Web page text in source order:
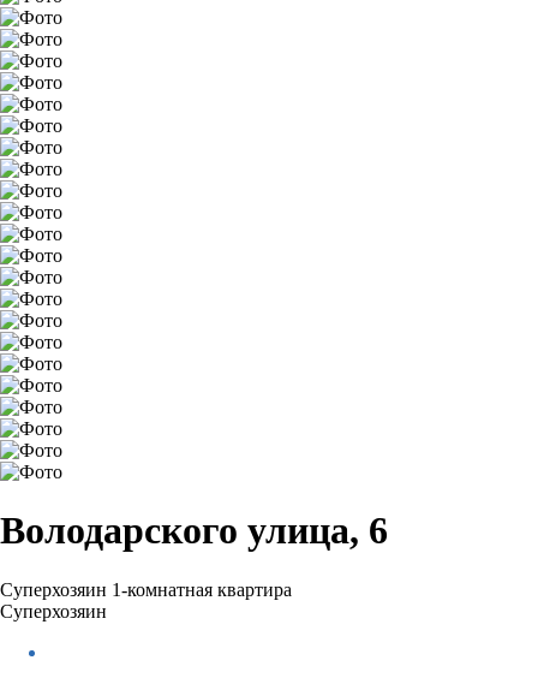
Володарского улица, 6
Суперхозяин 1-комнатная квартира
Суперхозяин